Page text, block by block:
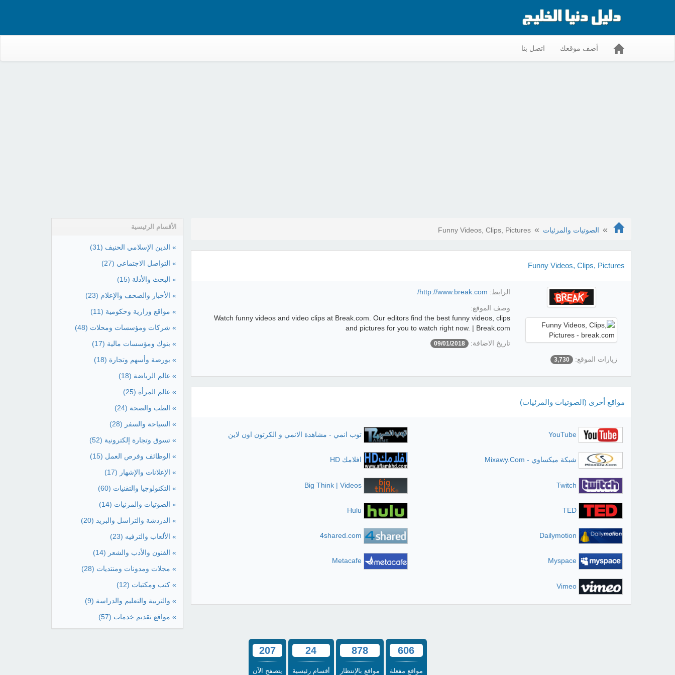
أضف موقعك اتصل بنا
الصوتيات والمرئيات Funny Videos, Clips, Pictures
Funny Videos, Clips, Pictures
الرابط: http://www.break.com/
وصف الموقع:
Watch funny videos and video clips at Break.com. Our editors find the best funny videos, clips
and pictures for you to watch right now. | Break.com
تاريخ الاضافة:
09/01/2018
زيارات الموقع: 3,730
مواقع أخرى (الصوتيات والمرئيات)
YouTube توب انمي - مشاهدة الانمي و الكرتون اون لاين
شبكة ميكساوي - Mixawy.Com افلامك HD
Twitch
Big Think | Videos
TED
Hulu
Dailymotion
4shared.com
Myspace
Metacafe
Vimeo
الأقسام الرئيسية
» الدين الإسلامي الحنيف (31)
» التواصل الاجتماعي (27)
» البحث والأدلة (15)
» الأخبار والصحف والإعلام (23)
» مواقع وزارية وحكومية (11)
» شركات ومؤسسات ومحلات (48)
» بنوك ومؤسسات مالية (17)
» بورصة وأسهم وتجارة (18)
» عالم الرياضة (18)
» عالم المرأة (25)
» الطب والصحة (24)
» السياحة والسفر (28)
» تسوق وتجارة إلكترونية (52)
» الوظائف وفرص العمل (15)
» الإعلانات والإشهار (17)
» التكنولوجيا والتقنيات (60)
» الصوتيات والمرئيات (14)
» الدردشة والتراسل والبريد (20)
» الألعاب والترفيه (23)
» الفنون والأدب والشعر (14)
» مجلات ومدونات ومنتديات (28)
» كتب ومكتبات (12)
» والتربية والتعليم والدراسة (9)
» مواقع تقديم خدمات (57)
606
مواقع مفعلة
878
مواقع بالإنتظار
24
أقسام رئيسية
207
يتصفح الآن